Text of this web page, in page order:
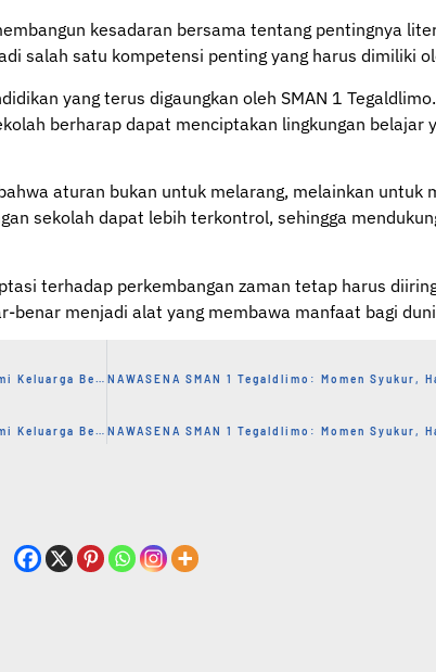
kesadaran bersama tentang pentingnya
salah satu kompetensi penting yang harus dimiliki
yang terus digaungkan oleh SMAN 1
berharap dapat menciptakan lingkungan belajar
aturan bukan untuk melarang, melainkan untuk
sekolah dapat lebih terkontrol, sehingga
terhadap perkembangan zaman tetap harus
menjadi alat yang membawa manfaat bagi
Halal Bihalal SMAN 1 Tegaldlimo 2026: Momen Hangat Pererat Silaturahmi Keluarga Besar Sekolah
Halal Bihalal SMAN 1 Tegaldlimo 2026: Momen Hangat Pererat Silaturahmi Keluarga Besar Sekolah